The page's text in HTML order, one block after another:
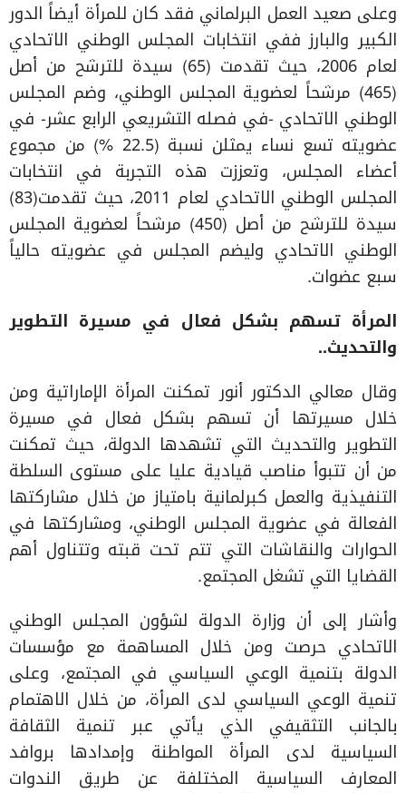
وعلى صعيد العمل البرلماني فقد كان للمرأة أيضاً الدور
الكبير والبارز ففي انتخابات المجلس الوطني الاتحادي
لعام 2006، حيث تقدمت (65) سيدة للترشح من أصل
(465) مرشحاً لعضوية المجلس الوطني، وضم المجلس
الوطني الاتحادي -في فصله التشريعي الرابع عشر- في
عضويته تسع نساء يمثلن نسبة (22.5 %) من مجموع
أعضاء المجلس، وتعززت هذه التجربة في انتخابات
المجلس الوطني الاتحادي لعام 2011، حيث تقدمت(83)
سيدة للترشح من أصل (450) مرشحاً لعضوية المجلس
الوطني الاتحادي وليضم المجلس في عضويته حالياً
سبع عضوات.
المرأة تسهم بشكل فعال في مسيرة التطوير
والتحديث..
وقال معالي الدكتور أنور تمكنت المرأة الإماراتية ومن
خلال مسيرتها أن تسهم بشكل فعال في مسيرة
التطوير والتحديث التي تشهدها الدولة، حيث تمكنت
من أن تتبوأ مناصب قيادية عليا على مستوى السلطة
التنفيذية والعمل كبرلمانية بامتياز من خلال مشاركتها
الفعالة في عضوية المجلس الوطني، ومشاركتها في
الحوارات والنقاشات التي تتم تحت قبته وتتناول أهم
القضايا التي تشغل المجتمع.
وأشار إلى أن وزارة الدولة لشؤون المجلس الوطني
الاتحادي حرصت ومن خلال المساهمة مع مؤسسات
الدولة بتنمية الوعي السياسي في المجتمع، وعلى
تنمية الوعي السياسي لدى المرأة، من خلال الاهتمام
بالجانب التثقيفي الذي يأتي عبر تنمية الثقافة
السياسية لدى المرأة المواطنة وإمدادها بروافد
المعارف السياسية المختلفة عن طريق الندوات